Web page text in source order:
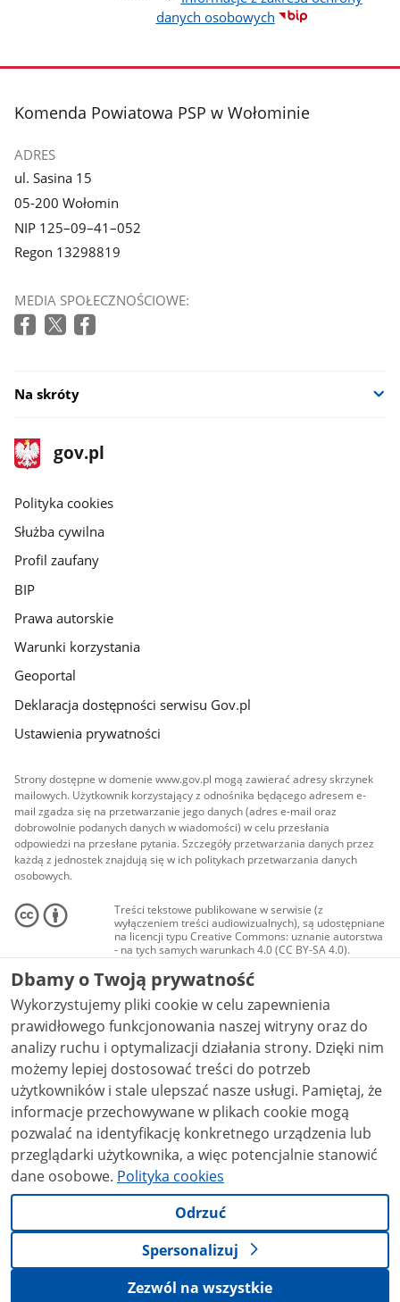
danych osobowych
stopka
Komenda Powiatowa PSP w Wołominie
ADRES
ul. Sasina 15
05-200 Wołomin
NIP 125–09–41–052
Regon 13298819
MEDIA SPOŁECZNOŚCIOWE:
Na skróty
stopka
gov.pl
Strona
gov.pl
gov.pl
Polityka cookies
Służba cywilna
Profil zaufany
BIP
Prawa autorskie
Warunki korzystania
Geoportal
Deklaracja dostępności serwisu Gov.pl
Ustawienia prywatności
Strony dostępne w domenie www.gov.pl mogą zawierać adresy skrzynek
mailowych. Użytkownik korzystający z odnośnika będącego adresem e-
mail zgadza się na przetwarzanie jego danych (adres e-mail oraz
dobrowolnie podanych danych w wiadomości) w celu przesłania
odpowiedzi na przesłane pytania. Szczegóły przetwarzania danych przez
każdą z jednostek znajdują się w ich politykach przetwarzania danych
osobowych.
Treści tekstowe publikowane w serwisie (z
wyłączeniem treści audiowizualnych), są udostępniane
na licencji typu Creative Commons: uznanie autorstwa
- na tych samych warunkach 4.0 (CC BY-SA 4.0).
Materiały audiowizualne, w tym zdjęcia, materiały
audio i wideo, są udostępniane na licencji typu
Creative Commons: uznanie autorstwa użycie
niekomercyjne - bez utworów zależnych 4.0 (CC BY-
NC-ND 4.0), o ile nie jest to stwierdzone inaczej.
Dbamy o Twoją prywatność
Wykorzystujemy pliki cookie w celu zapewnienia
prawidłowego funkcjonowania naszej witryny oraz do
analizy ruchu i optymalizacji działania strony. Dzięki nim
możemy lepiej dostosować treści do potrzeb
użytkowników i stale ulepszać nasze usługi. Pamiętaj, że
informacje przechowywane w plikach cookie mogą
pozwalać na identyfikację konkretnego urządzenia lub
przeglądarki użytkownika, a więc potencjalnie stanowić
dane osobowe. Polityka cookies
Odrzuć
Spersonalizuj
Zezwól na wszystkie